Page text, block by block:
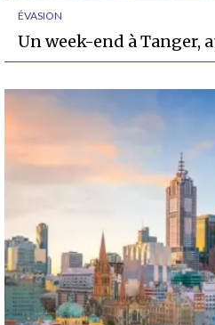
ÉVASION
Un week-end à Tanger,